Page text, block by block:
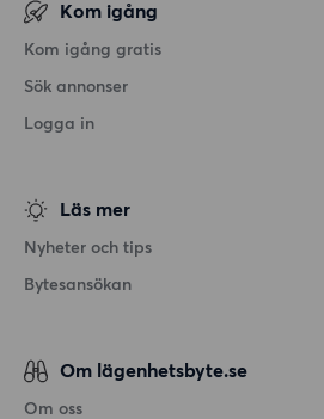
Kom igång
Kom igång gratis
Sök annonser
Logga in
Läs mer
Nyheter och tips
Bytesansökan
Om lägenhetsbyte.se
Om oss